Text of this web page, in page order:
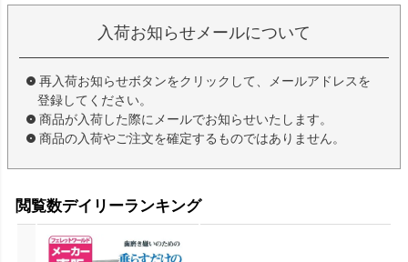
入荷お知らせメールについて
再入荷お知らせボタンをクリックして、メールアドレスを
登録してください。
商品が入荷した際にメールでお知らせいたします。
商品の入荷やご注文を確定するものではありません。
閲覧数デイリーランキング